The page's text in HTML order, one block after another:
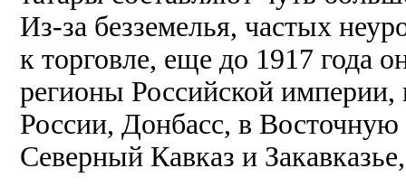
Из-за безземелья, частых
к торговле, еще до 1917 года
регионы Российской
России, Донбасс, в
Северный Кавказ и